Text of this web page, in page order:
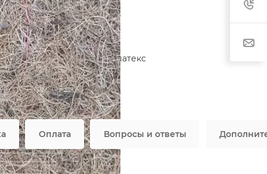
Характеристики
Состав— 70% кактус, 30% латекс
Плотность— 1000 гр/м2
Материал— Кактус
Все характеристики
Оплата Вопросы и ответы